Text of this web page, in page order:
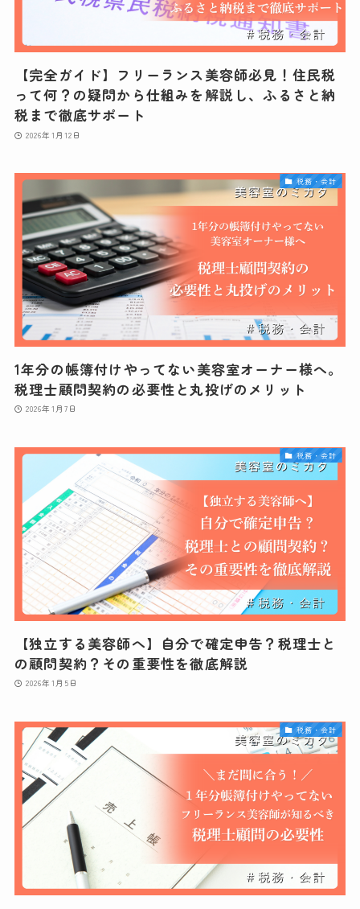
【完全ガイド】フリーランス美容師必見！住民税
って何？の疑問から仕組みを解説し、ふるさと納
税まで徹底サポート
2026年1月12日
税務・会計
1年分の帳簿付けやってない美容室オーナー様へ。
税理士顧問契約の必要性と丸投げのメリット
2026年1月7日
税務・会計
【独立する美容師へ】自分で確定申告？税理士と
の顧問契約？その重要性を徹底解説
2026年1月5日
税務・会計